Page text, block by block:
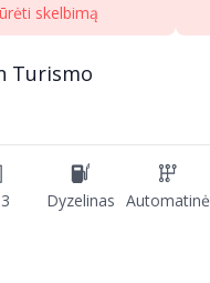
skelbimą
Turismo
Dyzelinas Automatinė